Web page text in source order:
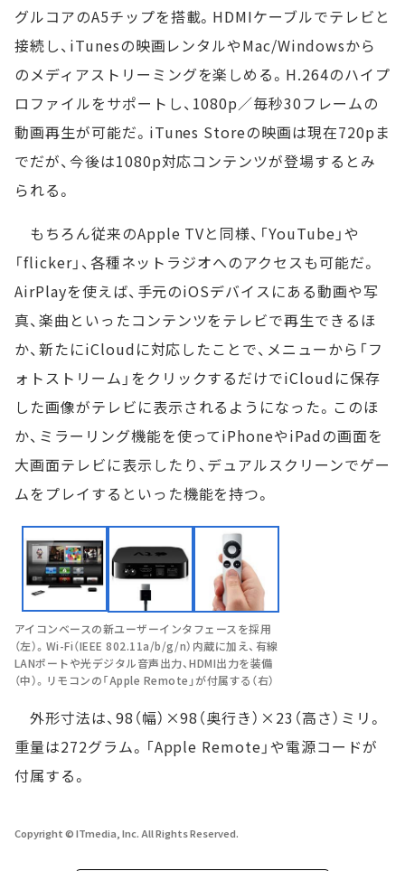
グルコアのA5チップを搭載。HDMIケーブルでテレビと
接続し、iTunesの映画レンタルやMac/Windowsから
のメディアストリーミングを楽しめる。H.264のハイプ
ロファイルをサポートし、1080p／毎秒30フレームの
動画再生が可能だ。iTunes Storeの映画は現在720pま
でだが、今後は1080p対応コンテンツが登場するとみ
られる。
もちろん従来のApple TVと同様、「YouTube」や
「flicker」、各種ネットラジオへのアクセスも可能だ。
AirPlayを使えば、手元のiOSデバイスにある動画や写
真、楽曲といったコンテンツをテレビで再生できるほ
か、新たにiCloudに対応したことで、メニューから「フ
ォトストリーム」をクリックするだけでiCloudに保存
した画像がテレビに表示されるようになった。このほ
か、ミラーリング機能を使ってiPhoneやiPadの画面を
大画面テレビに表示したり、デュアルスクリーンでゲー
ムをプレイするといった機能を持つ。
アイコンベースの新ユーザーインタフェースを採用
（左）。Wi-Fi（IEEE 802.11a/b/g/n）内蔵に加え、有線
LANポートや光デジタル音声出力、HDMI出力を装備
（中）。リモコンの「Apple Remote」が付属する（右）
外形寸法は、98（幅）×98（奥行き）×23（高さ）ミリ。
重量は272グラム。「Apple Remote」や電源コードが
付属する。
Copyright © ITmedia, Inc. All Rights Reserved.